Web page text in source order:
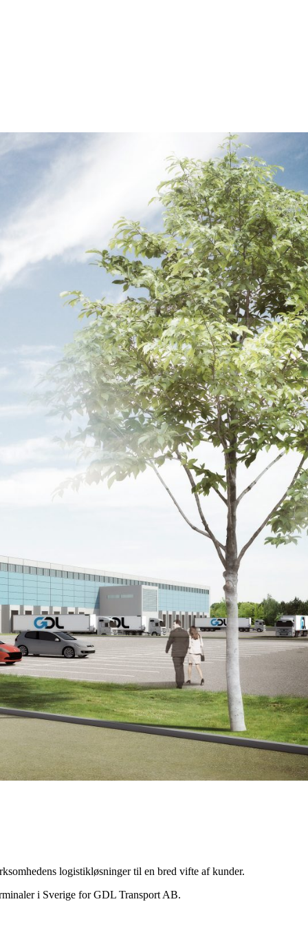
logistikløsninger til en bred vifte af kunder.
i Sverige for GDL Transport AB.